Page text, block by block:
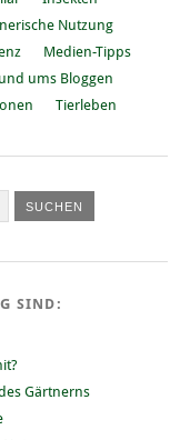
Nutzung
Medien-Tipps
ums Bloggen
Tierleben
SIND:
Gärtnerns